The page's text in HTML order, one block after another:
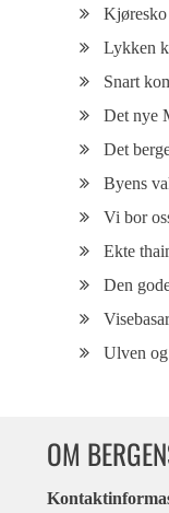
Lykken
Snart
Det nye
Det
Byens
Vi bor
Ekte
Den
Ulven
OM